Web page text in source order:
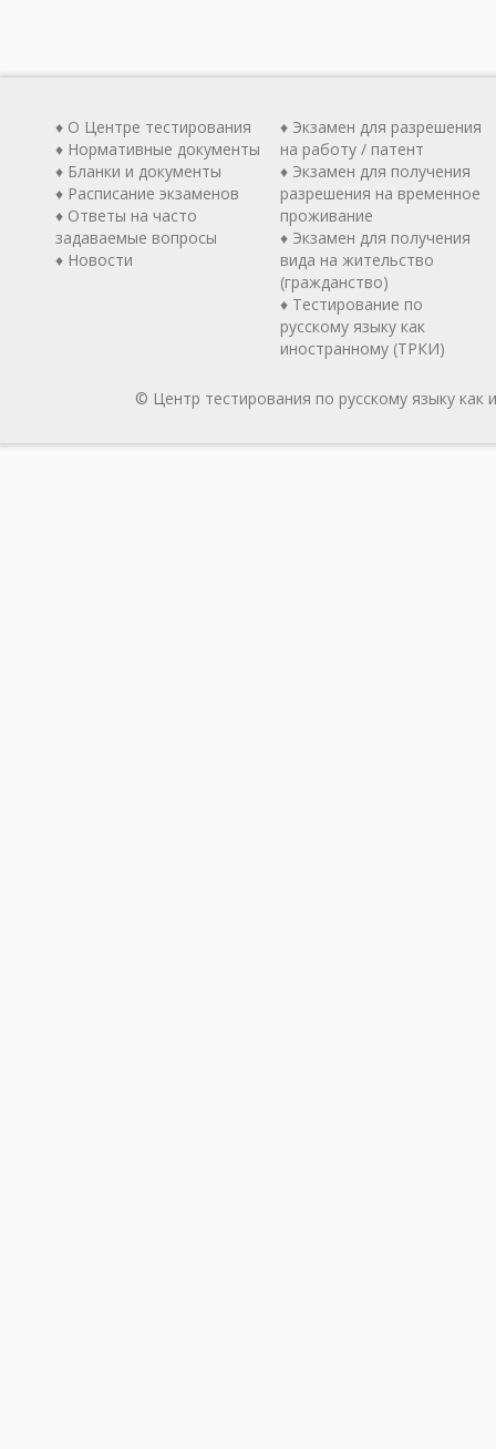
♦ О Центре тестирования
♦ Нормативные документы
♦ Бланки и документы
♦ Расписание экзаменов
♦ Ответы на часто
задаваемые вопросы
♦ Новости
♦ Экзамен для разрешения
на работу / патент
♦ Экзамен для получения
разрешения на временное
проживание
♦ Экзамен для получения
вида на жительство
(гражданство)
♦ Тестирование по
русскому языку как
иностранному (ТРКИ)
© Центр тестирования по русскому языку как